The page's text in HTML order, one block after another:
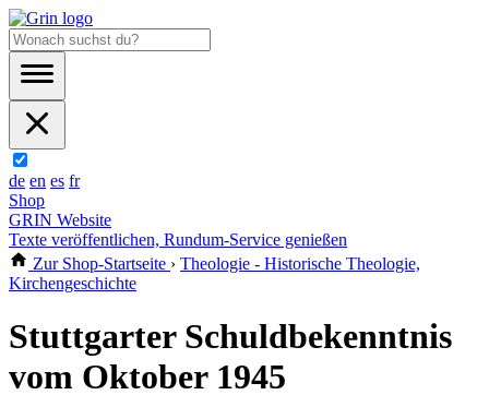
de en es fr
Shop
GRIN Website
Texte veröffentlichen, Rundum-Service genießen
Zur Shop-Startseite › Theologie - Historische Theologie,
Kirchengeschichte
Stuttgarter Schuldbekenntnis
vom Oktober 1945